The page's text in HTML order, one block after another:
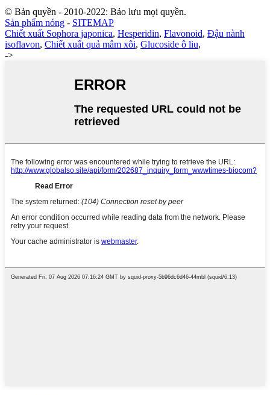
© Bản quyền - 2010-2022: Bảo lưu mọi quyền.
Sản phẩm nóng - SITEMAP
Chiết xuất Sophora japonica, Hesperidin, Flavonoid, Đậu nành
isoflavon, Chiết xuất quả mâm xôi, Glucoside ô liu,
->